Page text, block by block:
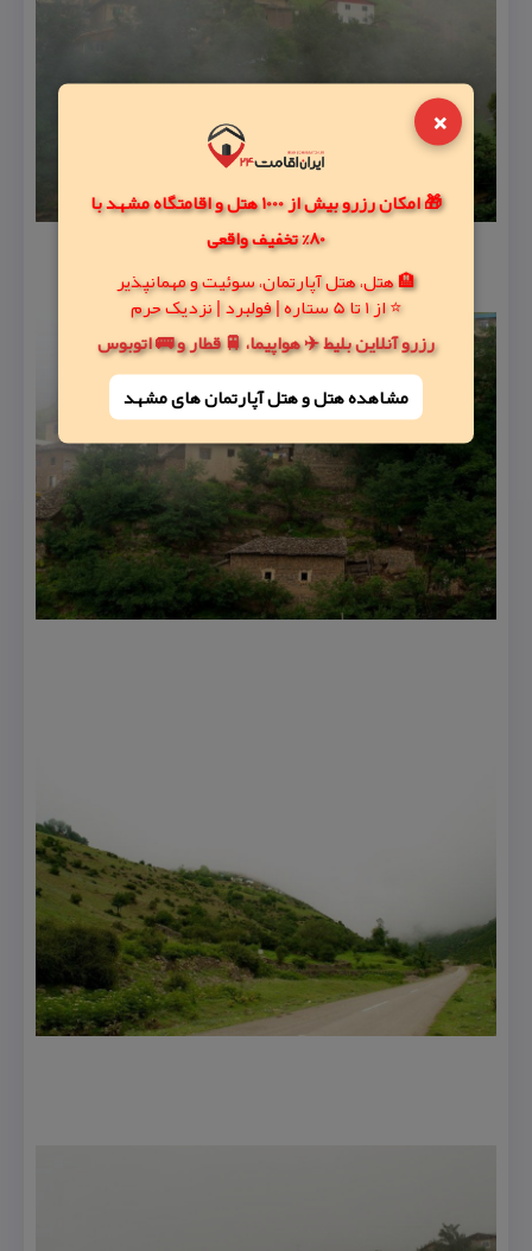
×
🎁 امکان رزرو بیش از 1000 هتل و اقامتگاه مشهد با
80% تخفیف واقعی
🏨 هتل، هتل آپارتمان، سوئیت و مهمانپذیر
⭐ از 1 تا 5 ستاره | فولبرد | نزدیک حرم
رزرو آنلاین بلیط ✈️ هواپیما، 🚆 قطار و 🚌 اتوبوس
مشاهده هتل و هتل‌ آپارتمان های مشهد